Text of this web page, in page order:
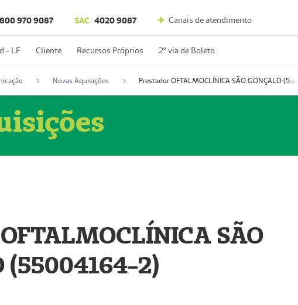
970 9087 SAC 4020 9087 Canais de atendimento
- LF Cliente Recursos Próprios 2º via de Boleto
Novas Aquisições Prestador OFTALMOCLÍNICA SÃO GONÇALO (55004164-2)
SÃO
(55004164-2)